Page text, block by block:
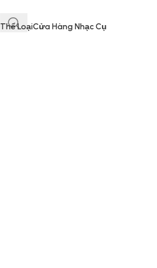
Thể LoạiCửa Hàng Nhạc Cụ